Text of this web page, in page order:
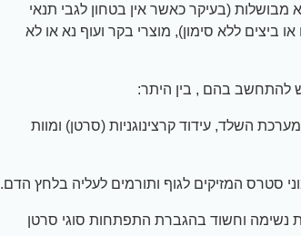
מבושלות (בעיקר כאשר אין בטחון לגבי תנאי
ביצים ללא סימון), מוצרי בקר ועוף נא או לא
להתחשב בהם , בין היתר:
השלד, עידוד קרצינוגניות (סרטן) ומוות
סטרס המזיקים לגוף ותורמים לעליה בלחץ הדם.
נשימה וחשוד בהגברת התפתחות סוגי סרטן